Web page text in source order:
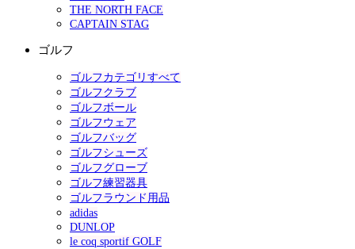
THE NORTH FACE
CAPTAIN STAG
ゴルフ
ゴルフカテゴリすべて
ゴルフクラブ
ゴルフボール
ゴルフウェア
ゴルフバッグ
ゴルフシューズ
ゴルフグローブ
ゴルフ練習器具
ゴルフラウンド用品
adidas
DUNLOP
le coq sportif GOLF